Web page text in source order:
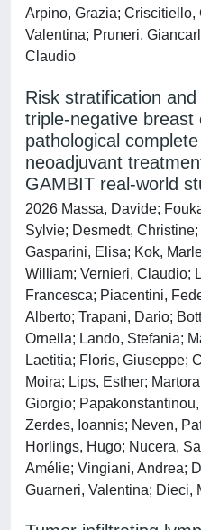
Arpino, Grazia; Criscitiello,
Valentina; Pruneri,
Claudio
Risk stratification
triple-negative breast
pathological
neoadjuvant
GAMBIT real-world
2026 Massa, Davide;
Sylvie; Desmedt,
Gasparini, Elisa; Kok,
William; Vernieri, Claudio;
Francesca; Piacentini,
Alberto; Trapani, Dario;
Ornella; Lando, Stefania;
Laetitia; Floris, Giuseppe;
Moira; Lips, Esther;
Giorgio;
Zerdes, Ioannis; Neven,
Horlings, Hugo; Nucera,
Amélie; Vingiani, Andrea;
Guarneri, Valentina; Dieci,